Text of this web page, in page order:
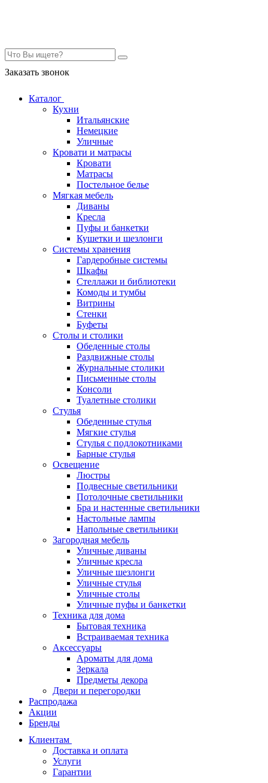
Заказать звонок
Каталог
Кухни
Итальянские
Немецкие
Уличные
Кровати и матрасы
Кровати
Матрасы
Постельное белье
Мягкая мебель
Диваны
Кресла
Пуфы и банкетки
Кушетки и шезлонги
Системы хранения
Гардеробные системы
Шкафы
Стеллажи и библиотеки
Комоды и тумбы
Витрины
Стенки
Буфеты
Столы и столики
Обеденные столы
Раздвижные столы
Журнальные столики
Письменные столы
Консоли
Туалетные столики
Стулья
Обеденные стулья
Мягкие стулья
Стулья с подлокотниками
Барные стулья
Освещение
Люстры
Подвесные светильники
Потолочные светильники
Бра и настенные светильники
Настольные лампы
Напольные светильники
Загородная мебель
Уличные диваны
Уличные кресла
Уличные шезлонги
Уличные стулья
Уличные столы
Уличные пуфы и банкетки
Техника для дома
Бытовая техника
Встраиваемая техника
Аксессуары
Ароматы для дома
Зеркала
Предметы декора
Двери и перегородки
Распродажа
Акции
Бренды
Клиентам
Доставка и оплата
Услуги
Гарантии